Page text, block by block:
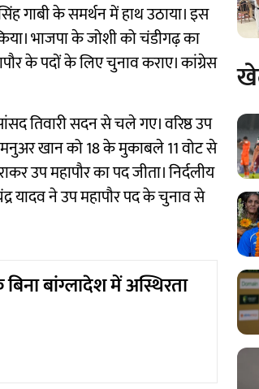
गाबी के समर्थन में हाथ उठाया। इस
भाजपा के जोशी को चंडीगढ़ का
के पदों के लिए चुनाव कराए। कांग्रेस
तिवारी सदन से चले गए। वरिष्ठ उप
खान को 18 के मुकाबले 11 वोट से
उप महापौर का पद जीता। निर्दलीय
यादव ने उप महापौर पद के चुनाव से
बांग्लादेश में अस्थिरता